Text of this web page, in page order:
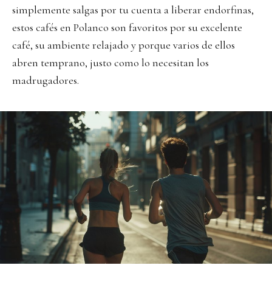
simplemente salgas por tu cuenta a liberar endorfinas,
estos cafés en Polanco son favoritos por su excelente
café, su ambiente relajado y porque varios de ellos
abren temprano, justo como lo necesitan los
madrugadores.